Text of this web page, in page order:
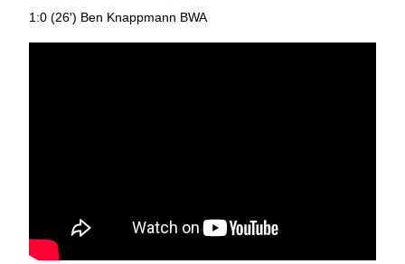
1:0 (26') Ben Knappmann BWA